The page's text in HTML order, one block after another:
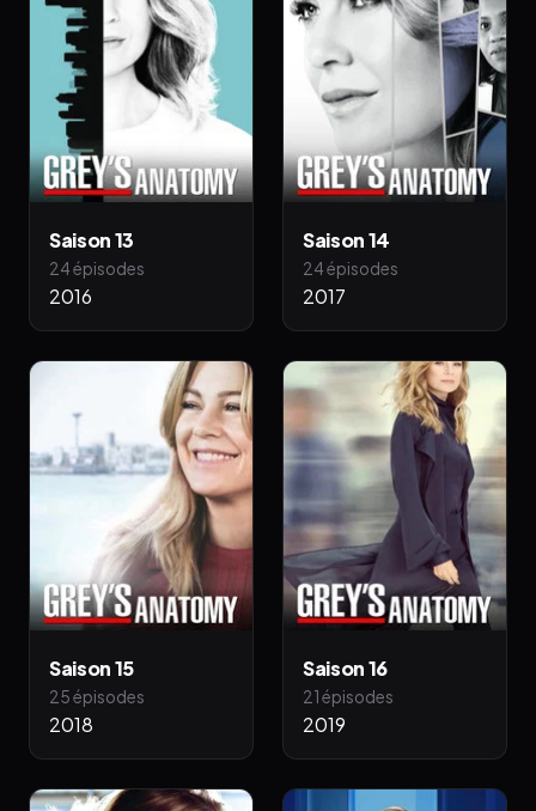
Saison 13
24 épisodes
2016
Saison 14
24 épisodes
2017
Saison 15
25 épisodes
2018
Saison 16
21 épisodes
2019